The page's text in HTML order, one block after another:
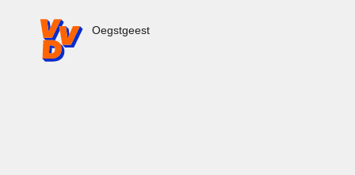
VVD.nl - Ga naar de homepage
Oegstgeest